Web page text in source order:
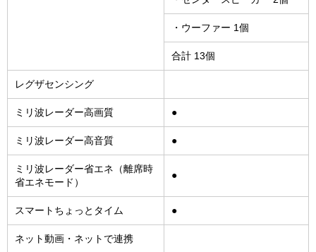
・ウーファー 1個
合計 13個
レグザセンシング
ミリ波レーダー高画質 ●
ミリ波レーダー高音質 ●
ミリ波レーダー省エネ（離席時
省エネモード）
●
スマートちょっとタイム ●
ネット動画・ネットで連携